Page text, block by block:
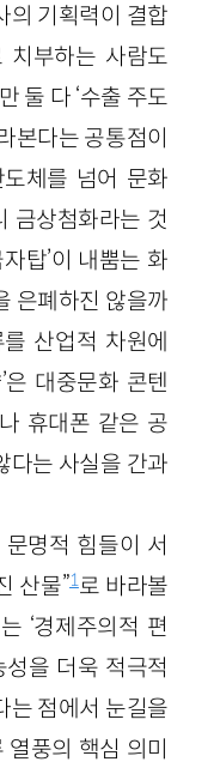
의 기획력이 결합
치부하는 사람도
둘 다 ‘수출 주도
본다는 공통점이
체를 넘어 문화
금상첨화라는 것
탑’이 내뿜는 화
은폐하진 않을까
산업적 차원에
은 대중문화 콘텐
휴대폰 같은 공
다는 사실을 간과
명적 힘들이 서
산물”1로 바라볼
‘경제주의적 편
을 더욱 적극적
는 점에서 눈길을
풍의 핵심 의미